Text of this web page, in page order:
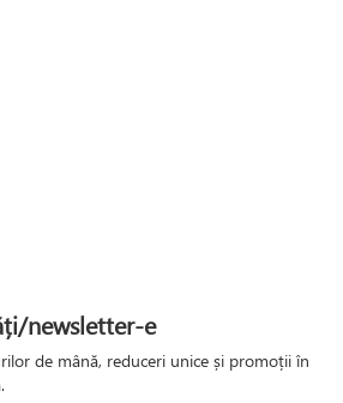
newsletter-e
de mână, reduceri unice și promoții în